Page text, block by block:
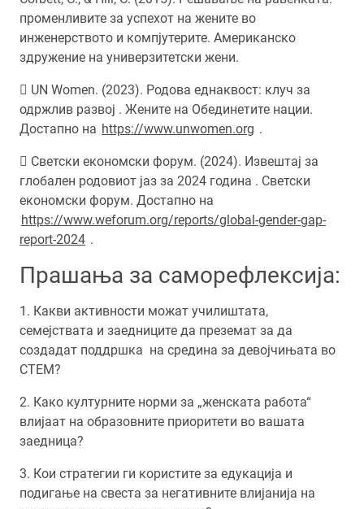
променливите за успехот на жените во
инженерството и компјутерите. Американско
здружение на универзитетски жени.
 UN Women. (2023). Родова еднаквост: клуч за
одржлив развој . Жените на Обединетите нации.
Достапно на https://www.unwomen.org .
 Светски економски форум. (2024). Извештај за
глобален родовиот јаз за 2024 година . Светски
економски форум. Достапно на
https://www.weforum.org/reports/global-gender-gap-
report-2024 .
Прашања за саморефлексија:
1. Какви активности можат училиштата,
семејствата и заедниците да преземат за да
создадат поддршка на средина за девојчињата во
СТЕМ?
2. Како културните норми за „женската работа“
влијаат на образовните приоритети во вашата
заедница?
3. Кои стратегии ги користите за едукација и
подигање на свеста за негативните влијанија на